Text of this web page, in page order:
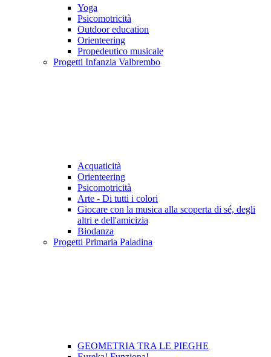
Yoga
Psicomotricità
Outdoor education
Orienteering
Propedeutico musicale
Progetti Infanzia Valbrembo
Acquaticità
Orienteering
Psicomotricità
Arte - Di tutti i colori
Giocare con la musica alla scoperta di sé, degli
altri e dell'amicizia
Biodanza
Progetti Primaria Paladina
GEOMETRIA TRA LE PIEGHE